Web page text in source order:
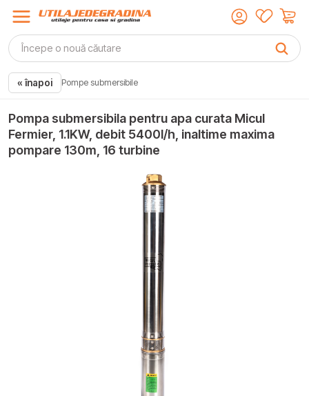
« înapoi Pompe submersibile
Pompa submersibila pentru apa curata Micul
Fermier, 1.1KW, debit 5400l/h, inaltime maxima
pompare 130m, 16 turbine